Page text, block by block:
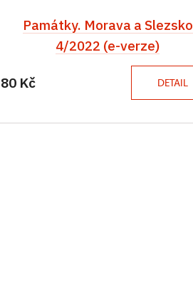
Památky. Morava a Slezsko
4/2022 (e-verze)
80 Kč DETAIL